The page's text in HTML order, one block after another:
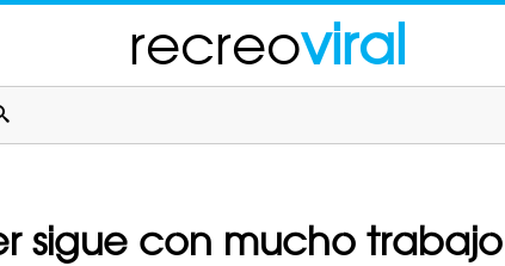
recreoviral
sigue con mucho